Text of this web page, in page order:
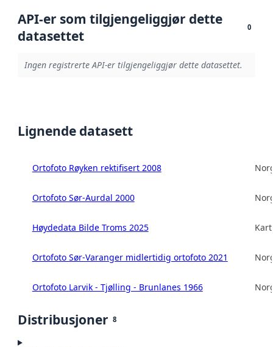
API-er som tilgjengeliggjør dette
datasettet
0
Ingen registrerte API-er tilgjengeliggjør dette datasettet.
Lignende datasett
Ortofoto Røyken rektifisert 2008
Ortofoto Sør-Aurdal 2000
Høydedata Bilde Troms 2025
Ortofoto Sør-Varanger midlertidig ortofoto 2021
Ortofoto Larvik - Tjølling - Brunlanes 1966
Distribusjoner 8